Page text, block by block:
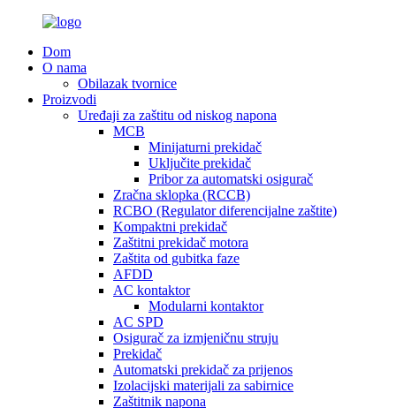
Dom
O nama
Obilazak tvornice
Proizvodi
Uređaji za zaštitu od niskog napona
MCB
Minijaturni prekidač
Uključite prekidač
Pribor za automatski osigurač
Zračna sklopka (RCCB)
RCBO (Regulator diferencijalne zaštite)
Kompaktni prekidač
Zaštitni prekidač motora
Zaštita od gubitka faze
AFDD
AC kontaktor
Modularni kontaktor
AC SPD
Osigurač za izmjeničnu struju
Prekidač
Automatski prekidač za prijenos
Izolacijski materijali za sabirnice
Zaštitnik napona